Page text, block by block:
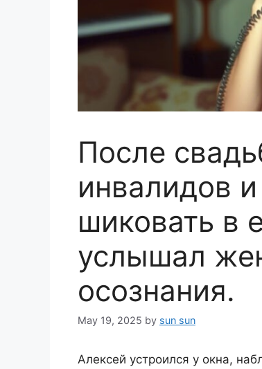
После
инвалидов
шиковать в
услышал
осознания.
May 19, 2025 by sun sun
Алексей устроился у окна,